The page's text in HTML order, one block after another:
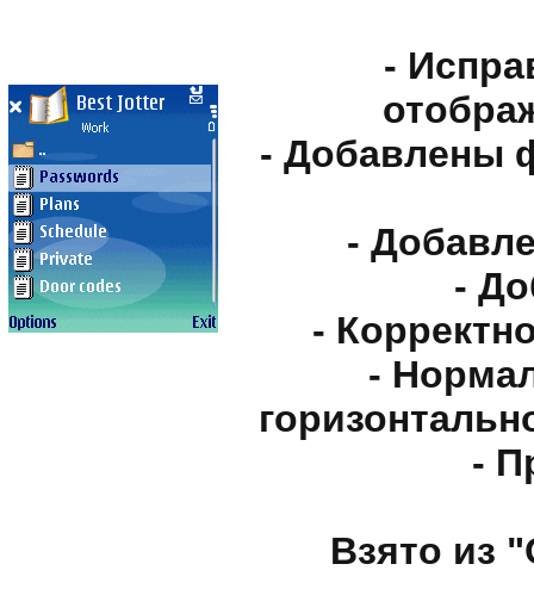
-
- Добавлены
-
-
-
-
-
Взято из